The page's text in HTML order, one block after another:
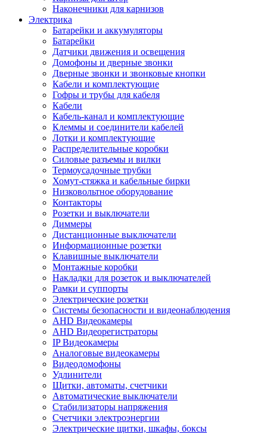
Наконечники для карнизов
Электрика
Батарейки и аккумуляторы
Батарейки
Датчики движения и освещения
Домофоны и дверные звонки
Дверные звонки и звонковые кнопки
Кабели и комплектующие
Гофры и трубы для кабеля
Кабели
Кабель-канал и комплектующие
Клеммы и соединители кабелей
Лотки и комплектующие
Распределительные коробки
Силовые разъемы и вилки
Термоусадочные трубки
Хомут-стяжка и кабельные бирки
Низковольтное оборудование
Контакторы
Розетки и выключатели
Диммеры
Дистанционные выключатели
Информационные розетки
Клавишные выключатели
Монтажные коробки
Накладки для розеток и выключателей
Рамки и суппорты
Электрические розетки
Системы безопасности и видеонаблюдения
AHD Видеокамеры
AHD Видеорегистраторы
IP Видеокамеры
Аналоговые видеокамеры
Видеодомофоны
Удлинители
Щитки, автоматы, счетчики
Автоматические выключатели
Стабилизаторы напряжения
Счетчики электроэнергии
Электрические щитки, шкафы, боксы